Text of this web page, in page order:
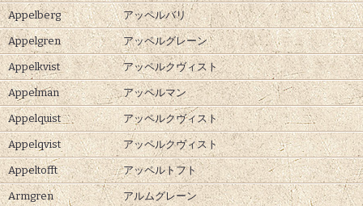
Appelberg アッペルバリ
Appelgren アッペルグレーン
Appelkvist アッペルクヴィスト
Appelman アッペルマン
Appelquist アッペルクヴィスト
Appelqvist アッペルクヴィスト
Appeltofft アッペルトフト
Armgren アルムグレーン